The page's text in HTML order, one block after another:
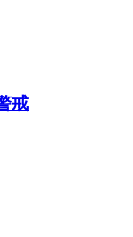
戒